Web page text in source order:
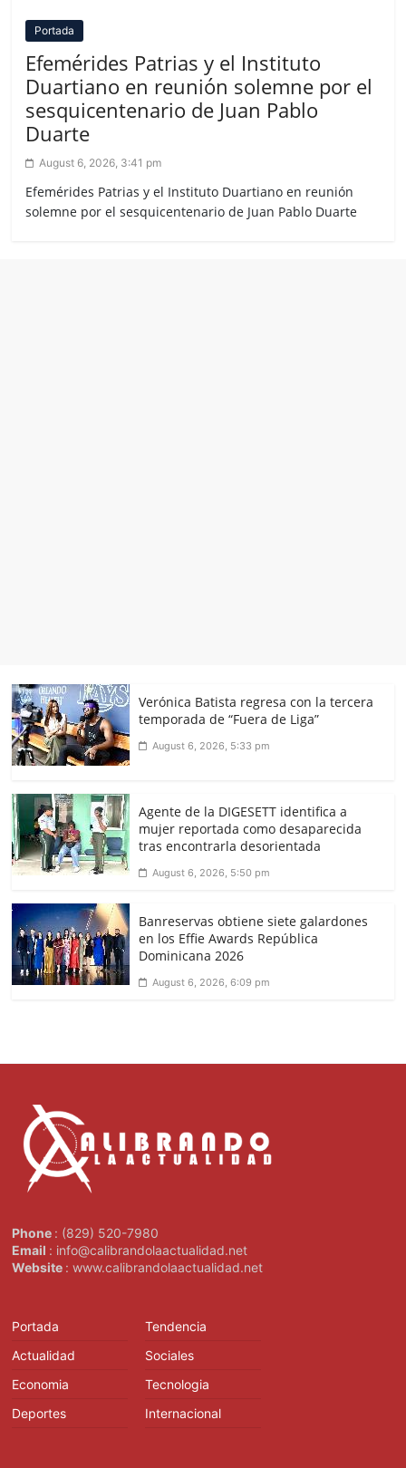
Portada
Efemérides Patrias y el Instituto
Duartiano en reunión solemne por el
sesquicentenario de Juan Pablo
Duarte
August 6, 2026, 3:41 pm
Efemérides Patrias y el Instituto Duartiano en reunión
solemne por el sesquicentenario de Juan Pablo Duarte
Verónica Batista regresa con la tercera
temporada de “Fuera de Liga”
August 6, 2026, 5:33 pm
Agente de la DIGESETT identifica a
mujer reportada como desaparecida
tras encontrarla desorientada
August 6, 2026, 5:50 pm
Banreservas obtiene siete galardones
en los Effie Awards República
Dominicana 2026
August 6, 2026, 6:09 pm
Phone : (829) 520-7980
Email : info@calibrandolaactualidad.net
Website : www.calibrandolaactualidad.net
Portada
Actualidad
Economia
Deportes
Tendencia
Sociales
Tecnologia
Internacional